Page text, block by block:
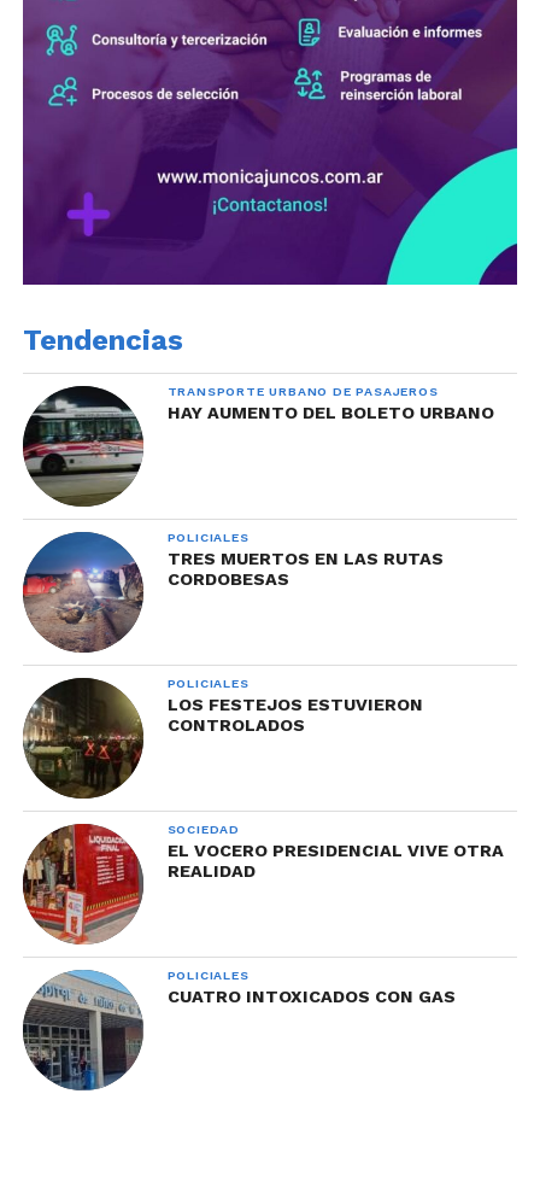
Tendencias
TRANSPORTE URBANO DE PASAJEROS
HAY AUMENTO DEL BOLETO URBANO
POLICIALES
TRES MUERTOS EN LAS RUTAS
CORDOBESAS
POLICIALES
LOS FESTEJOS ESTUVIERON
CONTROLADOS
SOCIEDAD
EL VOCERO PRESIDENCIAL VIVE OTRA
REALIDAD
POLICIALES
CUATRO INTOXICADOS CON GAS